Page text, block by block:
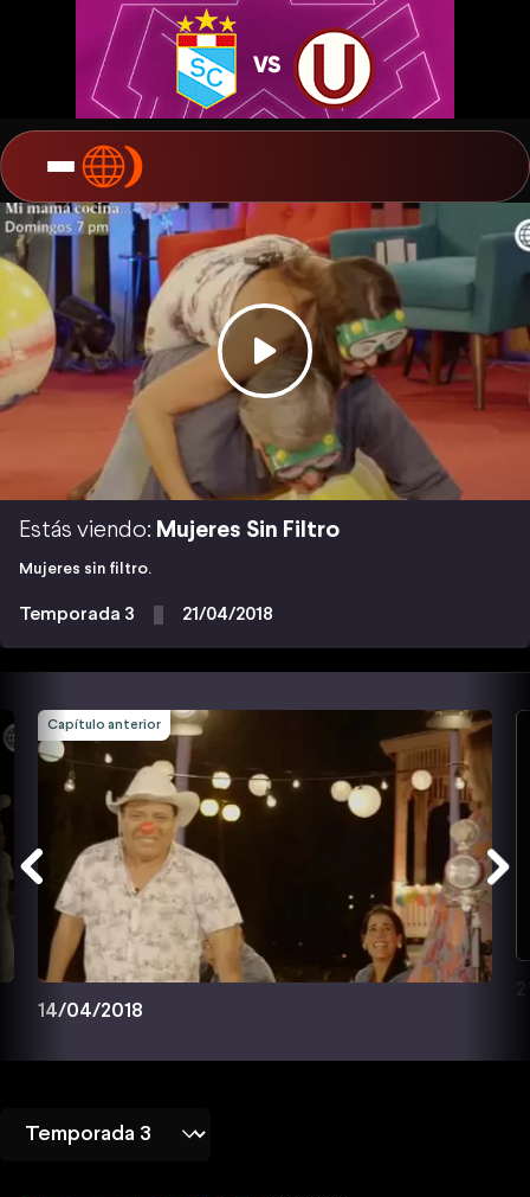
Estás viendo: Mujeres Sin Filtro
Mujeres sin filtro.
Temporada 3 21/04/2018
Capítulo anterior
14/04/2018